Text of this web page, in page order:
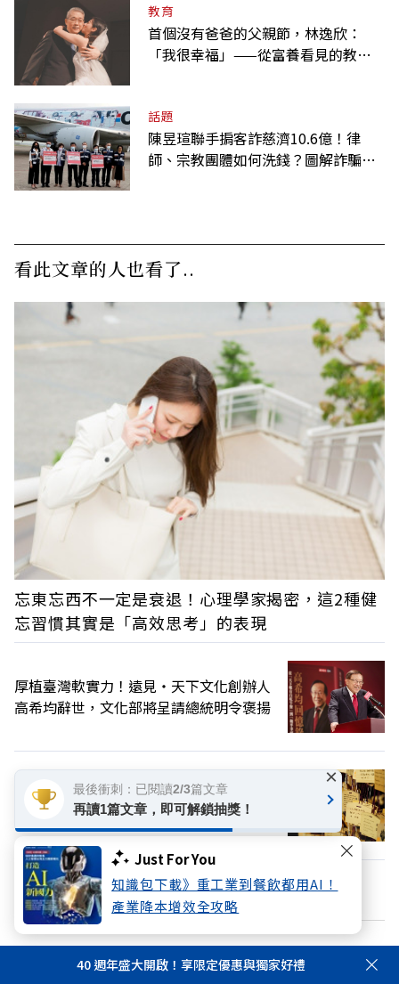
Just For You
知識包下載》重工業到餐飲都用AI！
產業降本增效全攻略
教育
首個沒有爸爸的父親節，林逸欣：
「我很幸福」——從富養看見的教養
話題
陳昱瑄聯手掮客詐慈濟10.6億！律
師、宗教團體如何洗錢？圖解詐騙關
看此文章的人也看了..
忘東忘西不一定是衰退！心理學家揭密，這2種健
忘習慣其實是「高效思考」的表現
厚植臺灣軟實力！遠見‧天下文化創辦人
高希均辭世，文化部將呈請總統明令褒揚
又不是網購！向宇宙「下訂單」會到貨？
心理師解析「顯化」為何讓人無法自拔
換個主題看看
加好友 關注FB
40 週年盛大開啟！享限定優惠與獨家好禮
最後衝刺：已閱讀2/3篇文章
再讀1篇文章，即可解鎖抽獎！
×